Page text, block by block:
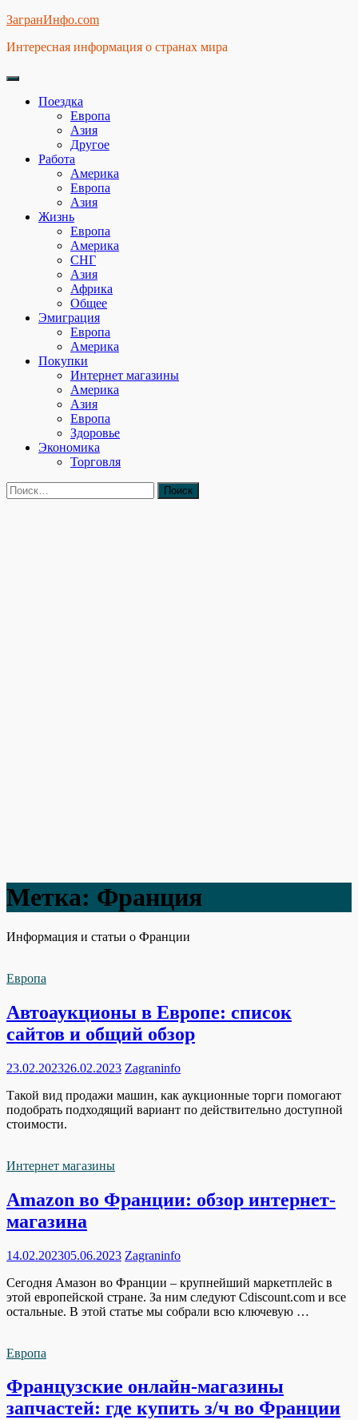
Skip
content
ЗагранИнфо.com
Интересная информация о странах мира
Поездка
Европа
Азия
Другое
Работа
Америка
Европа
Азия
Жизнь
Европа
Америка
СНГ
Азия
Африка
Общее
Эмиграция
Европа
Америка
Покупки
Интернет магазины
Америка
Азия
Европа
Здоровье
Экономика
Торговля
Найти:
Метка: Франция
Информация и статьи о Франции
Европа
Автоаукционы в Европе: список
сайтов и общий обзор
23.02.202326.02.2023 Zagraninfo
Такой вид продажи машин, как аукционные торги помогают
подобрать подходящий вариант по действительно доступной
стоимости.
Интернет магазины
Amazon во Франции: обзор интернет-
магазина
14.02.202305.06.2023 Zagraninfo
Сегодня Амазон во Франции – крупнейший маркетплейс в
этой европейской стране. За ним следуют Cdiscount.com и все
остальные. В этой статье мы собрали всю ключевую …
Европа
Французские онлайн-магазины
запчастей: где купить з/ч во Франции